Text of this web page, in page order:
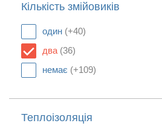
Кількість змійовиків
один (+40)
два (36)
немає (+109)
Теплоізоляція